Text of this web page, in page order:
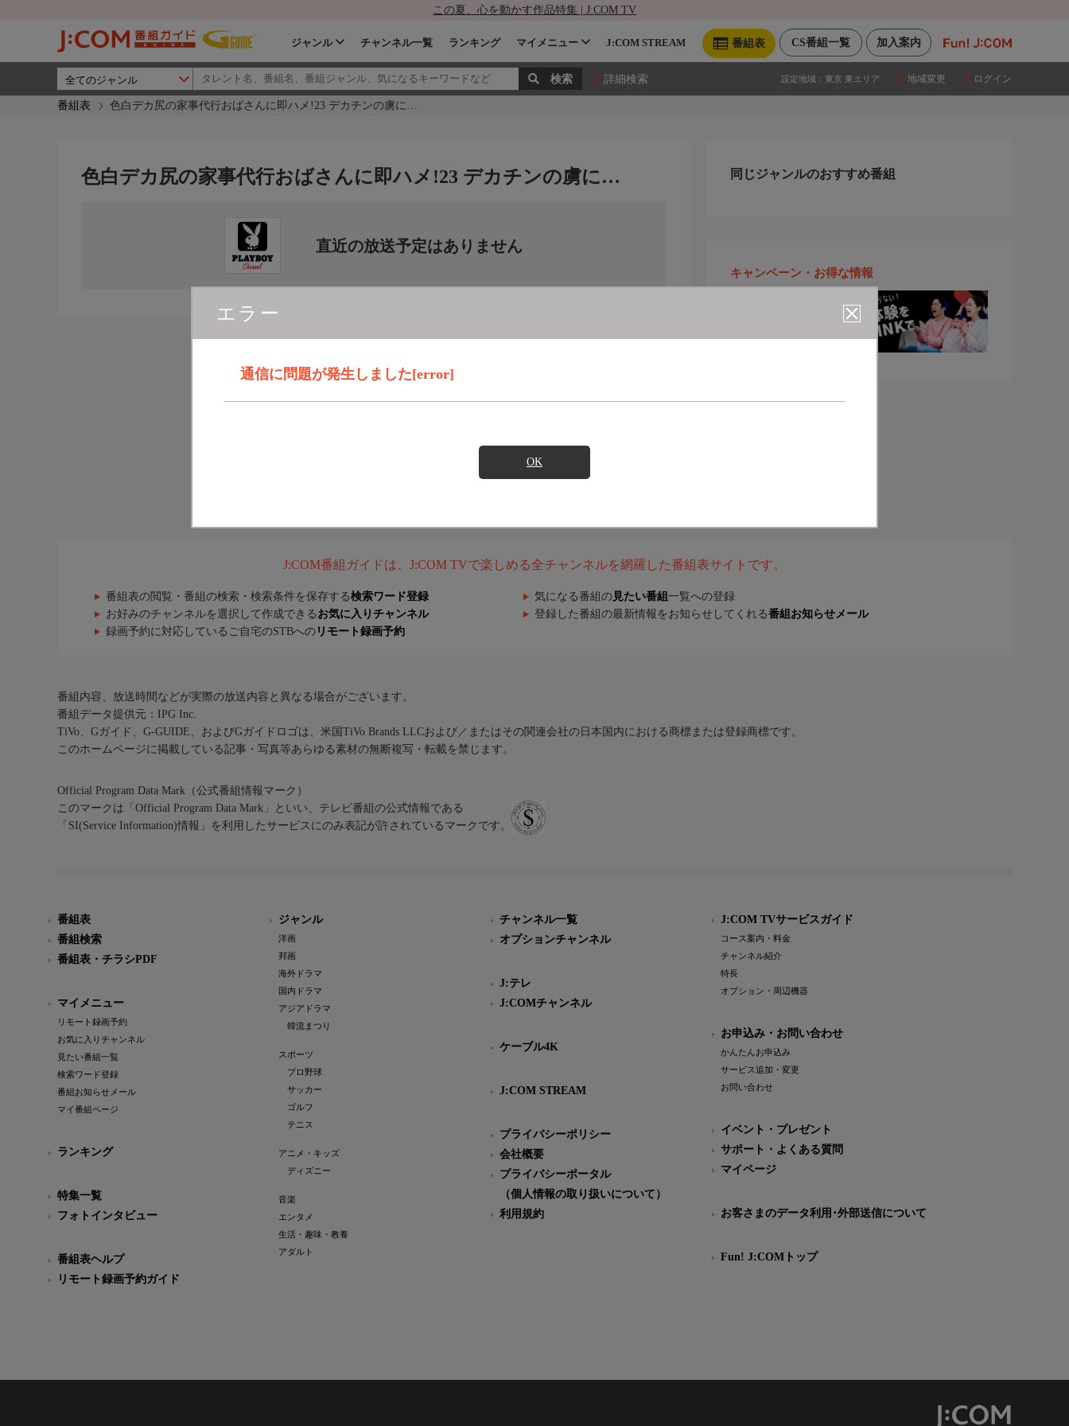
この夏、心を動かす作品特集 | J:COM TV
加入案内
CS番組一覧
番組表
ジャンル チャンネル一覧 ランキング マイメニュー J:COM STREAM
詳細検索 設定地域： 東京 東エリア 地域変更 ログイン
番組表 色白デカ尻の家事代行おばさんに即ハメ!23 デカチンの虜に…
エラー
通信に問題が発生しました[error]
OK
色白デカ尻の家事代行おばさんに即ハメ!23 デカチンの虜に…
直近の放送予定はありません
同じジャンルのおすすめ番組
キャンペーン・お得な情報
J:COM番組ガイドは、J:COM TVで楽しめる全チャンネルを網羅した番組表サイトです。
番組表の閲覧・番組の検索・検索条件を保存する検索ワード登録 気になる番組の 見たい番組 一覧への登録
お好みのチャンネルを選択して作成できる お気に入りチャンネル 登録した番組の最新情報をお知らせしてくれる番組お知らせメール
録画予約に対応しているご自宅のSTBへの リモート録画予約
番組内容、放送時間などが実際の放送内容と異なる場合がございます。
番組データ提供元：IPG Inc.
TiVo、Gガイド、G-GUIDE、およびGガイドロゴは、米国TiVo Brands LLCおよび／またはその関連会社の日本国内における商標または登録商標です。
このホームページに掲載している記事・写真等あらゆる素材の無断複写・転載を禁じます。
Official Program Data Mark（公式番組情報マーク）
このマークは「Official Program Data Mark」といい、テレビ番組の公式情報である
「SI(Service Information)情報」を利用したサービスにのみ表記が許されているマークです。
番組表
番組検索
番組表・チラシPDF
マイメニュー
リモート録画予約
お気に入りチャンネル
見たい番組一覧
検索ワード登録
番組お知らせメール
マイ番組ページ
ランキング
特集一覧
フォトインタビュー
番組表ヘルプ
リモート録画予約ガイド
ジャンル
洋画
邦画
海外ドラマ
国内ドラマ
アジアドラマ
韓流まつり
スポーツ
プロ野球
サッカー
ゴルフ
テニス
アニメ・キッズ
ディズニー
音楽
エンタメ
生活・趣味・教養
アダルト
チャンネル一覧
オプションチャンネル
J:テレ
J:COMチャンネル
ケーブル4K
J:COM STREAM
プライバシーポリシー
会社概要
プライバシーポータル
（個人情報の取り扱いについて）
利用規約
J:COM TVサービスガイド
コース案内・料金
チャンネル紹介
特長
オプション・周辺機器
お申込み・お問い合わせ
かんたんお申込み
サービス追加・変更
お問い合わせ
イベント・プレゼント
サポート・よくある質問
マイページ
お客さまのデータ利用･外部送信について
Fun! J:COMトップ